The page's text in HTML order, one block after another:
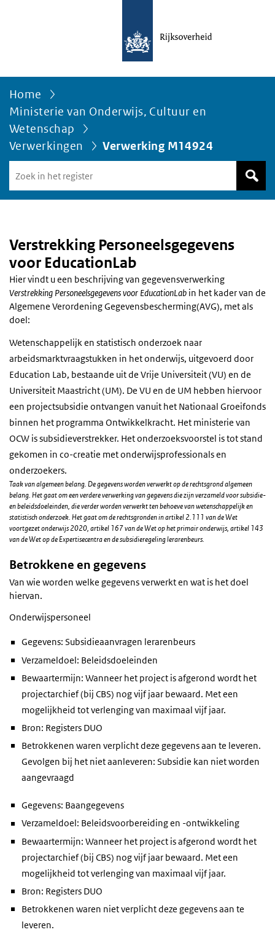
Home
Ministerie van Onderwijs, Cultuur en
Wetenschap
Verwerkingen
Verwerking M14924
in
het
Verstrekking Personeelsgegevens
voor EducationLab
Hier vindt u een beschrijving van gegevensverwerking
Verstrekking Personeelsgegevens voor EducationLab in het kader van de
Algemene Verordening Gegevensbescherming(AVG), met als
doel:
Wetenschappelijk en statistisch onderzoek naar
arbeidsmarktvraagstukken in het onderwijs, uitgevoerd door
Education Lab, bestaande uit de Vrije Universiteit (VU) en de
Universiteit Maastricht (UM). De VU en de UM hebben hiervoor
een projectsubsidie ontvangen vanuit het Nationaal Groeifonds
binnen het programma Ontwikkelkracht. Het ministerie van
OCW is subsidieverstrekker. Het onderzoeksvoorstel is tot stand
gekomen in co-creatie met onderwijsprofessionals en
onderzoekers.
Taak van algemeen belang. De gegevens worden verwerkt op de rechtsgrond algemeen
belang. Het gaat om een verdere verwerking van gegevens die zijn verzameld voor subsidie-
en beleidsdoeleinden, die verder worden verwerkt ten behoeve van wetenschappelijk en
statistisch onderzoek. Het gaat om de rechtsgronden in artikel 2.111 van de Wet
voortgezet onderwijs 2020, artikel 167 van de Wet op het primair onderwijs, artikel 143
van de Wet op de Expertisecentra en de subsidieregeling lerarenbeurs.
Betrokkene en gegevens
Van wie worden welke gegevens verwerkt en wat is het doel
hiervan.
Onderwijspersoneel
Gegevens: Subsidieaanvragen lerarenbeurs
Verzameldoel: Beleidsdoeleinden
Bewaartermijn: Wanneer het project is afgerond wordt het
projectarchief (bij CBS) nog vijf jaar bewaard. Met een
mogelijkheid tot verlenging van maximaal vijf jaar.
Bron: Registers DUO
Betrokkenen waren verplicht deze gegevens aan te leveren.
Gevolgen bij het niet aanleveren: Subsidie kan niet worden
aangevraagd
Gegevens: Baangegevens
Verzameldoel: Beleidsvoorbereiding en -ontwikkeling
Bewaartermijn: Wanneer het project is afgerond wordt het
projectarchief (bij CBS) nog vijf jaar bewaard. Met een
mogelijkheid tot verlenging van maximaal vijf jaar.
Bron: Registers DUO
Betrokkenen waren niet verplicht deze gegevens aan te
leveren.